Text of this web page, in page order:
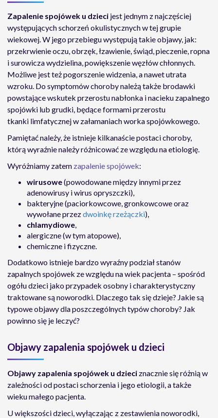
Zapalenie spojówek u dzieci jest jednym z najczęściej
występujących schorzeń okulistycznych w tej grupie
wiekowej. W jego przebiegu występują takie objawy, jak:
przekrwienie oczu, obrzęk, łzawienie, świąd, pieczenie, ropna
i surowicza wydzielina, powiększenie węzłów chłonnych.
Możliwe jest też pogorszenie widzenia, a nawet utrata
wzroku. Do symptomów choroby należą także brodawki
powstające wskutek przerostu nabłonka i nacieku zapalnego
spojówki lub grudki, będące formami przerostu
tkanki limfatycznej w załamaniach worka spojówkowego.
Pamiętać należy, że istnieje kilkanaście postaci choroby,
którą wyraźnie należy różnicować ze względu na etiologię.
Wyróżniamy zatem zapalenie spojówek:
wirusowe(powodowane między innymi przez
adenowirusy i wirus opryszczki),
bakteryjne (paciorkowcowe, gronkowcowe oraz
wywołane przezdwoinkę rzeżączki),
chlamydiowe,
alergiczne (w tym atopowe),
chemiczne i fizyczne.
Dodatkowo istnieje bardzo wyraźny podział stanów
zapalnych spojówek ze względu na wiek pacjenta – spośród
ogółu dzieci jako przypadek osobny i charakterystyczny
traktowane są noworodki. Dlaczego tak się dzieje? Jakie są
typowe objawy dla poszczególnych typów choroby? Jak
powinno się je leczyć?
Objawy zapalenia spojówek u dzieci
Objawy zapalenia spojówek u dzieci znacznie się różnią w
zależności od postaci schorzenia i jego etiologii, a także
wieku małego pacjenta.
U większości dzieci, wyłączając z zestawienia noworodki,